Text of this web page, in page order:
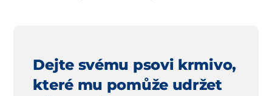
Dejte svému psovi krmivo,
které mu pomůže udržet